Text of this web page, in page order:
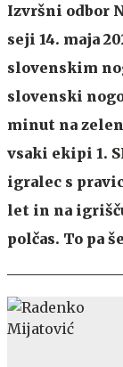
Izvršni odbor
seji 14. maja
slovenskim
slovenski
minut na
vsaki ekipi 1.
igralec s
let in na
polčas. To pa